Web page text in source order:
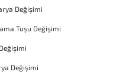
Değişimi
Tuşu Değişimi
Değişimi